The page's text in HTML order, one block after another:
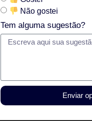
Não gostei
Tem alguma sugestão?
Enviar